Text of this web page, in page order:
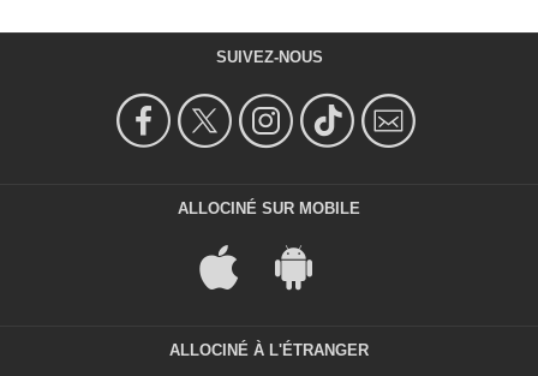
SUIVEZ-NOUS
ALLOCINÉ SUR MOBILE
ALLOCINÉ À L'ÉTRANGER